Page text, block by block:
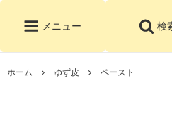
メニュー 検
ホーム ゆず皮 ペースト